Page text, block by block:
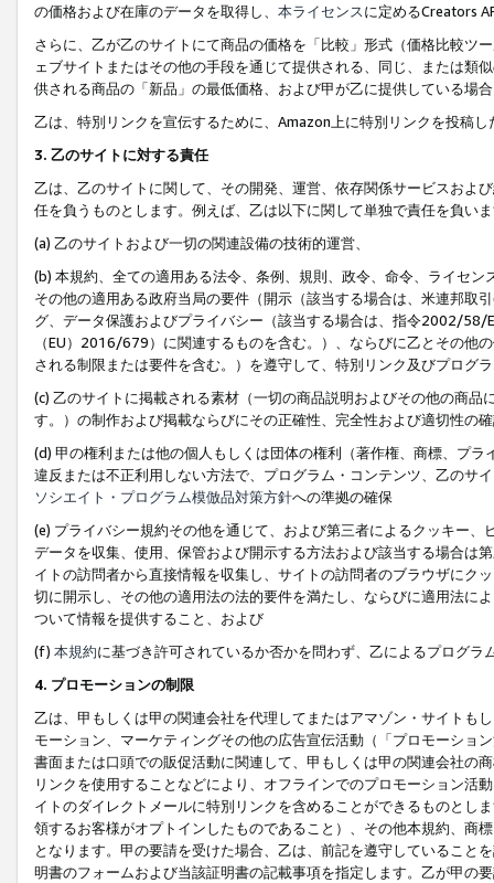
の価格および在庫のデータを取得し、 本ライセンスに定めるCreators
さらに、乙が乙のサイトにて商品の価格を「比較」形式（価格比較ツ
ェブサイトまたはその他の手段を通じて提供される、同じ、または類
供される商品の「新品」の最低価格、および甲が乙に提供している場
乙は、特別リンクを宣伝するために、Amazon上に特別リンクを投稿
3. 乙のサイトに対する責任
乙は、乙のサイトに関して、その開発、運営、依存関係サービスおよ
任を負うものとします。例えば、乙は以下に関して単独で責任を負い
(a) 乙のサイトおよび一切の関連設備の技術的運営、
(b) 本規約、全ての適用ある法令、条例、規則、政令、命令、ライセ
その他の適用ある政府当局の要件（開示（該当する場合は、米連邦取
グ、データ保護およびプライバシー（該当する場合は、指令2002/58/
（EU）2016/679）に関連するものを含む。）、ならびに乙とその他
される制限または要件を含む。）を遵守して、特別リンク及びプログ
(c) 乙のサイトに掲載される素材（一切の商品説明およびその他の商
す。）の制作および掲載ならびにその正確性、完全性および適切性の
(d) 甲の権利または他の個人もしくは団体の権利（著作権、商標、プ
違反または不正利用しない方法で、プログラム・コンテンツ、乙のサ
ソシエイト・プログラム模倣品対策方針への準拠の確保
(e) プライバシー規約その他を通じて、および第三者によるクッキー
データを収集、使用、保管および開示する方法および該当する場合は
イトの訪問者から直接情報を収集し、サイトの訪問者のブラウザにク
切に開示し、その他の適用法の法的要件を満たし、ならびに適用法に
ついて情報を提供すること、および
(f) 本規約に基づき許可されているか否かを問わず、乙によるプログ
4. プロモーションの制限
乙は、甲もしくは甲の関連会社を代理してまたはアマゾン・サイトも
モーション、マーケティングその他の広告宣伝活動（「プロモーショ
書面または口頭での販促活動に関連して、甲もしくは甲の関連会社の
リンクを使用することなどにより、オフラインでのプロモーション活
イトのダイレクトメールに特別リンクを含めることができるものとし
領するお客様がオプトインしたものであること）、その他本規約、商
となります。甲の要請を受けた場合、乙は、前記を遵守していること
明書のフォームおよび当該証明書の記載事項を指定します。乙が甲の